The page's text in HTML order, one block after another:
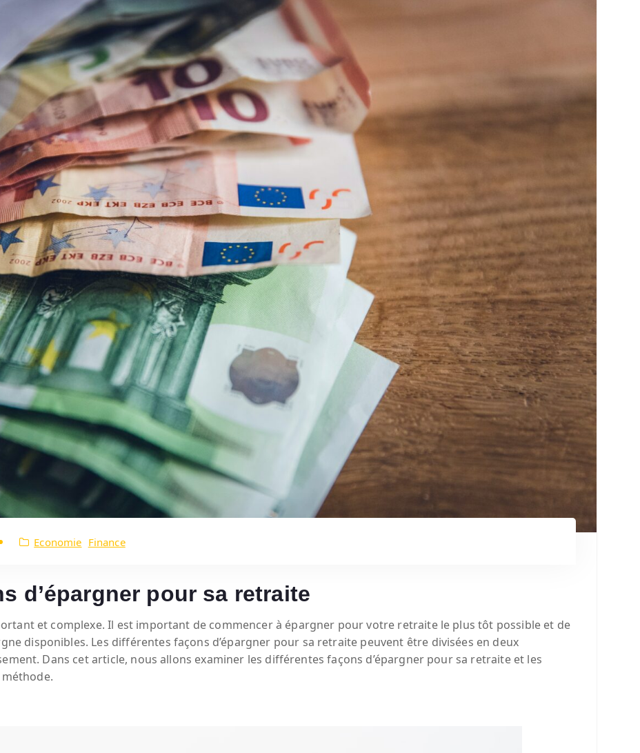
Economie Finance
d’épargner pour sa retraite
et complexe. Il est important de commencer à épargner pour votre retraite le plus tôt possible et de
disponibles. Les différentes façons d’épargner pour sa retraite peuvent être divisées en deux
Dans cet article, nous allons examiner les différentes façons d’épargner pour sa retraite et les